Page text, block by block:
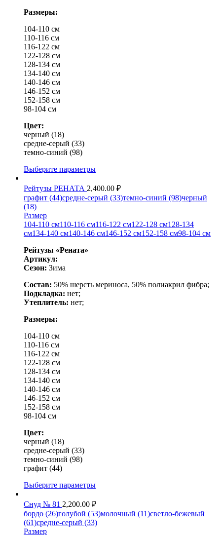
Размеры:
104-110 см
110-116 см
116-122 см
122-128 см
128-134 см
134-140 см
140-146 см
146-152 см
152-158 см
98-104 см
Цвет:
черный (18)
средне-серый (33)
темно-синий (98)
Выберите параметры
Рейтузы РЕНАТА 2,400.00 ₽
графит (44)средне-серый (33)темно-синий (98)черный
(18)
Размер
104-110 см110-116 см116-122 см122-128 см128-134
см134-140 см140-146 см146-152 см152-158 см98-104 см
Рейтузы «Рената»
Артикул:
Сезон: Зима
Состав: 50% шерсть мериноса, 50% полиакрил фибра;
Подкладка: нет;
Утеплитель: нет;
Размеры:
104-110 см
110-116 см
116-122 см
122-128 см
128-134 см
134-140 см
140-146 см
146-152 см
152-158 см
98-104 см
Цвет:
черный (18)
средне-серый (33)
темно-синий (98)
графит (44)
Выберите параметры
Снуд № 81 2,200.00 ₽
бордо (26)голубой (53)молочный (11)светло-бежевый
(61)средне-серый (33)
Размер